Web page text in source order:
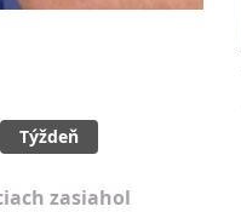
Týždeň
zasiahol